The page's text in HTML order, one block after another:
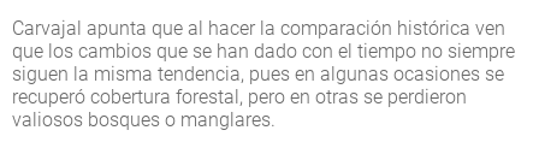
Carvajal apunta que al hacer la comparación histórica ven
que los cambios que se han dado con el tiempo no siempre
siguen la misma tendencia, pues en algunas ocasiones se
recuperó cobertura forestal, pero en otras se perdieron
valiosos bosques o manglares.